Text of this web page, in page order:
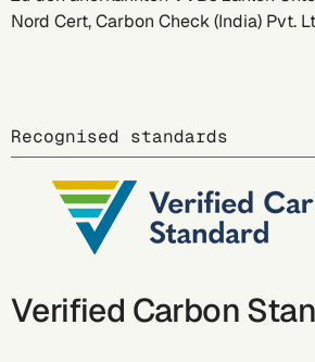
Nord Cert, Carbon Check (India) Pvt.
Recognised standards
Verified Carbon